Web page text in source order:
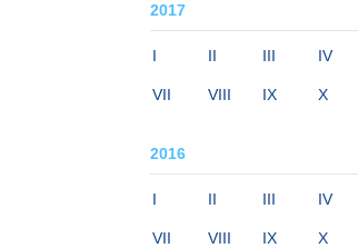
2017
I II III IV
VII VIII IX X
2016
I II III IV
VII VIII IX X